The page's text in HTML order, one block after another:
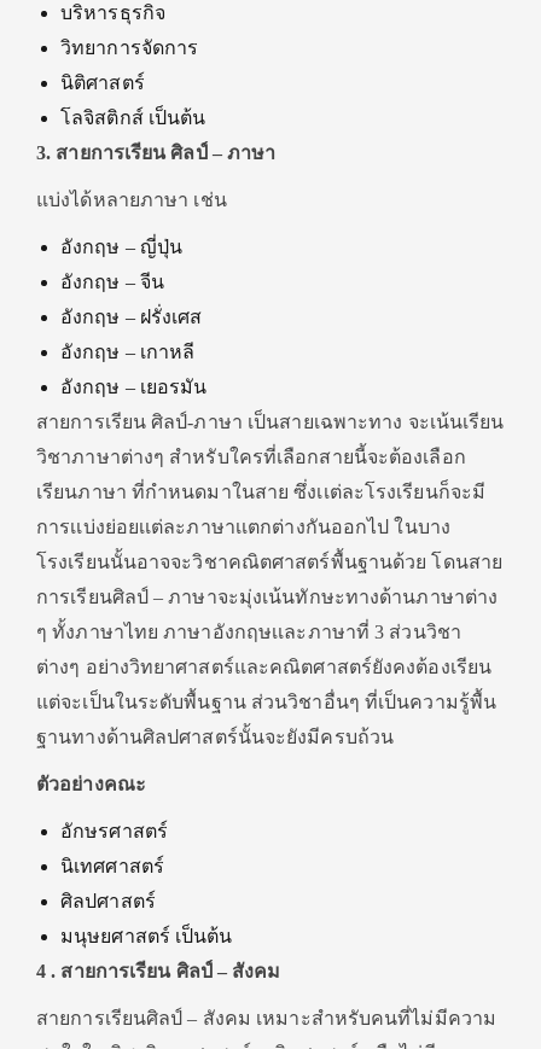
บริหารธุรกิจ
วิทยาการจัดการ
นิติศาสตร์
โลจิสติกส์ เป็นต้น
3. สายการเรียน ศิลป์ – ภาษา
แบ่งได้หลายภาษา เช่น
อังกฤษ – ญี่ปุ่น
อังกฤษ – จีน
อังกฤษ – ฝรั่งเศส
อังกฤษ – เกาหลี
อังกฤษ – เยอรมัน
สายการเรียน ศิลป์-ภาษา เป็นสายเฉพาะทาง จะเน้นเรียน
วิชาภาษาต่างๆ สำหรับใครที่เลือกสายนี้จะต้องเลือก
เรียนภาษา ที่กำหนดมาในสาย ซึ่งเเต่ละโรงเรียนก็จะมี
การเเบ่งย่อยเเต่ละภาษาเเตกต่างกันออกไป ในบาง
โรงเรียนนั้นอาจจะวิชาคณิตศาสตร์พื้นฐานด้วย โดนสาย
การเรียนศิลป์ – ภาษาจะมุ่งเน้นทักษะทางด้านภาษาต่าง
ๆ ทั้งภาษาไทย ภาษาอังกฤษเเละภาษาที่ 3 ส่วนวิชา
ต่างๆ อย่างวิทยาศาสตร์และคณิตศาสตร์ยังคงต้องเรียน
แต่จะเป็นในระดับพื้นฐาน ส่วนวิชาอื่นๆ ที่เป็นความรู้พื้น
ฐานทางด้านศิลปศาสตร์นั้นจะยังมีครบถ้วน
ตัวอย่างคณะ
อักษรศาสตร์
นิเทศศาสตร์
ศิลปศาสตร์
มนุษยศาสตร์ เป็นต้น
4 . สายการเรียน ศิลป์ – สังคม
สายการเรียนศิลป์ – สังคม เหมาะสำหรับคนที่ไม่มีความ